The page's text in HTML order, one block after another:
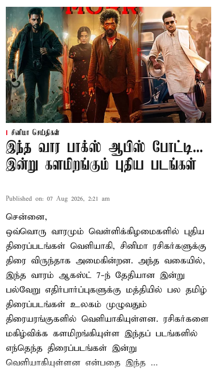
சினிமா செய்திகள்
இந்த வார பாக்ஸ் ஆபிஸ் போட்டி...
இன்று களமிறங்கும் புதிய படங்கள்
Published on: 07 Aug 2026, 2:21 am
சென்னை,
ஒவ்வொரு வாரமும் வெள்ளிக்கிழமைகளில் புதிய
திரைப்படங்கள் வெளியாகி, சினிமா ரசிகர்களுக்கு
திரை விருந்தாக அமைகின்றன. அந்த வகையில்,
இந்த வாரம் ஆகஸ்ட் 7-ந் தேதியான இன்று
பல்வேறு எதிர்பார்ப்புகளுக்கு மத்தியில் பல தமிழ்
திரைப்படங்கள் உலகம் முழுவதும்
திரையரங்குகளில் வெளியாகியுள்ளன. ரசிகர்களை
மகிழ்விக்க களமிறங்கியுள்ள இந்தப் படங்களில்
எந்தெந்த திரைப்படங்கள் இன்று
வெளியாகியுள்ளன என்பதை இந்த ...